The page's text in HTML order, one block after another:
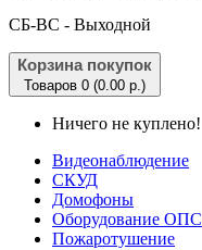
CБ-ВС - Выходной
Корзина покупок
Товаров 0 (0.00 р.)
Ничего не куплено!
Видеонаблюдение
СКУД
Домофоны
Оборудование ОПС
Пожаротушение